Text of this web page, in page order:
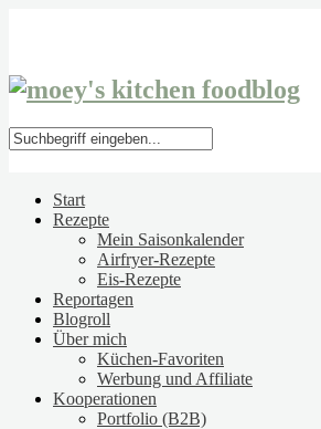
Start
Rezepte
Mein Saisonkalender
Airfryer-Rezepte
Eis-Rezepte
Reportagen
Blogroll
Über mich
Küchen-Favoriten
Werbung und Affiliate
Kooperationen
Portfolio (B2B)